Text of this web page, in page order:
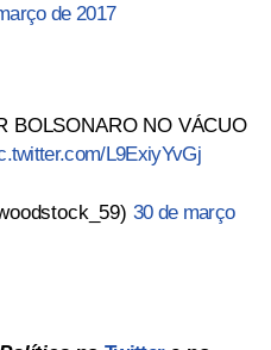
de 2017
BOLSONARO NO VÁCUO
L9ExiyYvGj
30 de março